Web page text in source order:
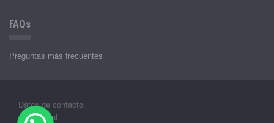
FAQs
Preguntas más frecuentes
Datos de contacto
Aviso legal